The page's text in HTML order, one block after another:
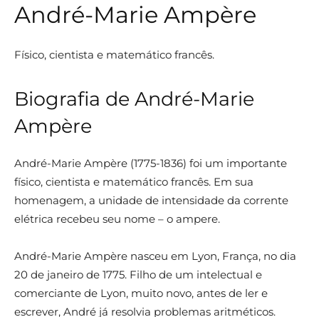
André-Marie Ampère
Físico, cientista e matemático francês.
Biografia de André-Marie
Ampère
André-Marie Ampère (1775-1836) foi um importante
físico, cientista e matemático francês. Em sua
homenagem, a unidade de intensidade da corrente
elétrica recebeu seu nome – o ampere.
André-Marie Ampère nasceu em Lyon, França, no dia
20 de janeiro de 1775. Filho de um intelectual e
comerciante de Lyon, muito novo, antes de ler e
escrever, André já resolvia problemas aritméticos.